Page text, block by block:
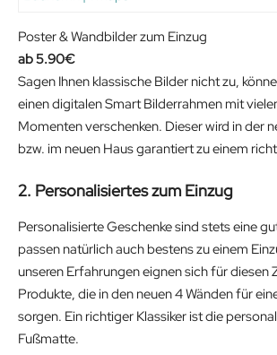
c
w
a
s
:
4
.
9
9
€
.
e
s
:
7
9
9
€
.
Poster & Wandbilder zum Einzug
5.90€
Sagen Ihnen klassische Bilder nicht zu,
einen digitalen Smart Bilderrahmen mit
Momenten verschenken. Dieser wird in der
bzw. im neuen Haus garantiert zu einem
2. Personalisiertes zum Einzug
Personalisierte Geschenke sind stets eine
passen natürlich auch bestens zu einem
unseren Erfahrungen eignen sich für diesen
Produkte, die in den neuen 4 Wänden für
sorgen. Ein richtiger Klassiker ist die
Fußmatte.